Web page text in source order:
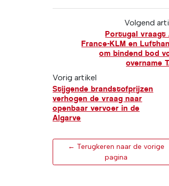
Volgend
Portugal vraagt
France-KLM en
om bindend bod
overname
Vorig artikel
Stijgende brandstofprijzen
verhogen de vraag naar
openbaar vervoer in de
Algarve
← Terugkeren naar de vorige
pagina